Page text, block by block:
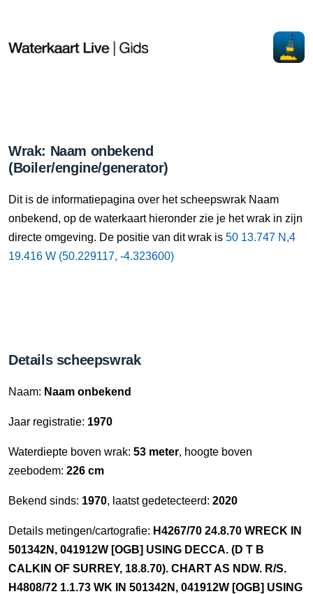
Wrak: Naam onbekend
(Boiler/engine/generator)
Dit is de informatiepagina over het scheepswrak Naam
onbekend, op de waterkaart hieronder zie je het wrak in zijn
directe omgeving. De positie van dit wrak is 50 13.747 N,4
19.416 W (50.229117, -4.323600)
Details scheepswrak
Naam: Naam onbekend
Jaar registratie: 1970
Waterdiepte boven wrak: 53 meter, hoogte boven
zeebodem: 226 cm
Bekend sinds: 1970, laatst gedetecteerd: 2020
Details metingen/cartografie: H4267/70 24.8.70 WRECK IN
501342N, 041912W [OGB] USING DECCA. (D T B
CALKIN OF SURREY, 18.8.70). CHART AS NDW. R/S.
H4808/72 1.1.73 WK IN 501342N, 041912W [OGB] USING